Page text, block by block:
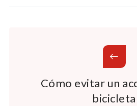
Cómo evitar un
bicicleta